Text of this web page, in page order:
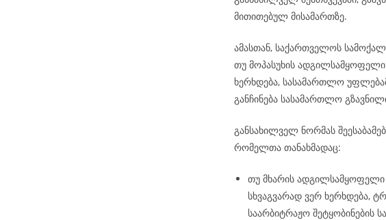
მითითებულ მისამართზე.
ამასთან, საქართველოს
თუ მოპასუხის ადგილსამყოფელი
ხერხდება, სასამართლო
განჩინება სასამართლო
განსახილველ ნორმას
რომელთა თანახმადაც:
თუ მხარის ადგილსამყოფელი
სხვაგვარად ვერ ხერხდება,
საარბიტრაჟო შეტყობინების